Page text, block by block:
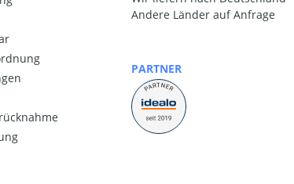
Andere Länder auf Anfrage
PARTNER